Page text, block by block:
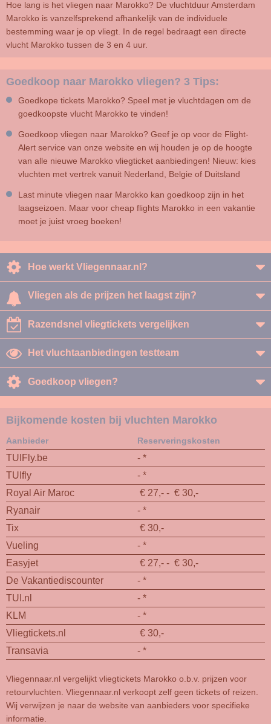
Hoe lang is het vliegen naar Marokko? De vluchtduur Amsterdam
Marokko is vanzelfsprekend afhankelijk van de individuele
bestemming waar je op vliegt. In de regel bedraagt een directe
vlucht Marokko tussen de 3 en 4 uur.
Goedkoop naar Marokko vliegen? 3 Tips:
Goedkope tickets Marokko? Speel met je vluchtdagen om de
goedkoopste vlucht Marokko te vinden!
Goedkoop vliegen naar Marokko? Geef je op voor de Flight-
Alert service van onze website en wij houden je op de hoogte
van alle nieuwe Marokko vliegticket aanbiedingen! Nieuw: kies
vluchten met vertrek vanuit Nederland, Belgie of Duitsland
Last minute vliegen naar Marokko kan goedkoop zijn in het
laagseizoen. Maar voor cheap flights Marokko in een vakantie
moet je juist vroeg boeken!
Hoe werkt Vliegennaar.nl?
Vliegen als de prijzen het laagst zijn?
Razendsnel vliegtickets vergelijken
Het vluchtaanbiedingen testteam
Goedkoop vliegen?
Bijkomende kosten bij vluchten Marokko
Aanbieder Reserveringskosten
TUIFly.be
- *
TUIfly
- *
Royal Air Maroc
€ 27,- - € 30,-
Ryanair
- *
Tix
€ 30,-
Vueling
- *
Easyjet
€ 27,- - € 30,-
De Vakantiediscounter
- *
TUI.nl
- *
KLM
- *
Vliegtickets.nl
€ 30,-
Transavia
- *
Vliegennaar.nl vergelijkt vliegtickets Marokko o.b.v. prijzen voor
retourvluchten. Vliegennaar.nl verkoopt zelf geen tickets of reizen.
Wij verwijzen je naar de website van aanbieders voor specifieke
informatie.